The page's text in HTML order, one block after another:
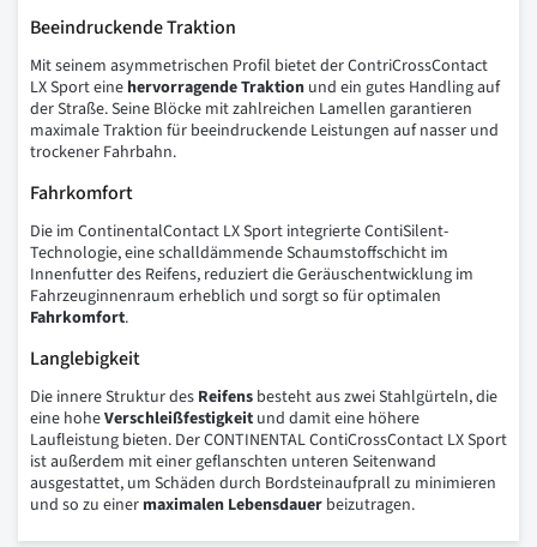
Beeindruckende Traktion
Mit seinem asymmetrischen Profil bietet der ContriCrossContact
LX Sport eine hervorragende Traktion und ein gutes Handling auf
der Straße. Seine Blöcke mit zahlreichen Lamellen garantieren
maximale Traktion für beeindruckende Leistungen auf nasser und
trockener Fahrbahn.
Fahrkomfort
Die im ContinentalContact LX Sport integrierte ContiSilent-
Technologie, eine schalldämmende Schaumstoffschicht im
Innenfutter des Reifens, reduziert die Geräuschentwicklung im
Fahrzeuginnenraum erheblich und sorgt so für optimalen
Fahrkomfort.
Langlebigkeit
Die innere Struktur des Reifens besteht aus zwei Stahlgürteln, die
eine hoheVerschleißfestigkeit und damit eine höhere
Laufleistung bieten. Der CONTINENTAL ContiCrossContact LX Sport
ist außerdem mit einer geflanschten unteren Seitenwand
ausgestattet, um Schäden durch Bordsteinaufprall zu minimieren
und so zu einer maximalen Lebensdauer beizutragen.